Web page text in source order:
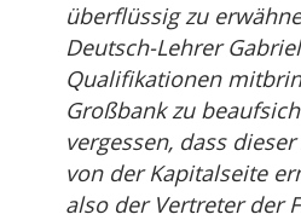
überflüssig zu
Deutsch-Lehrer
Qualifikationen
Großbank zu
vergessen, dass
von der Kapitalseite
also der Vertreter der